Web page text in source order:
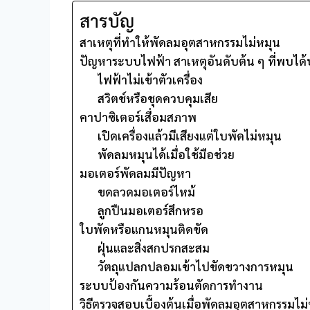
สารบัญ
สาเหตุที่ทำให้พัดลมอุตสาหกรรมไม่หมุน
ปัญหาระบบไฟฟ้า สาเหตุอันดับต้น ๆ ที่พบได้
ไฟฟ้าไม่เข้าตัวเครื่อง
สวิตช์หรือชุดควบคุมเสีย
คาปาซิเตอร์เสื่อมสภาพ
เปิดเครื่องแล้วมีเสียงแต่ใบพัดไม่หมุน
พัดลมหมุนได้เมื่อใช้มือช่วย
มอเตอร์พัดลมมีปัญหา
ขดลวดมอเตอร์ไหม้
ลูกปืนมอเตอร์สึกหรอ
ใบพัดหรือแกนหมุนติดขัด
ฝุ่นและสิ่งสกปรกสะสม
วัตถุแปลกปลอมเข้าไปขัดขวางการหมุน
ระบบป้องกันความร้อนตัดการทำงาน
วิธีตรวจสอบเบื้องต้นเมื่อพัดลมอุตสาหกรรมไ